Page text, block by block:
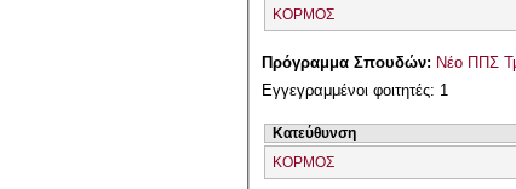
ΚΟΡΜΟΣ
Πρόγραμμα Σπουδών: Νέο ΠΠΣ
Εγγεγραμμένοι φοιτητές: 1
Κατεύθυνση
ΚΟΡΜΟΣ